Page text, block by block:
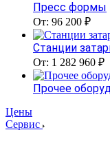
Пресс формы
От: 96 200 ₽
Станции
От: 1 282 960 ₽
Прочее
Цены
Сервис